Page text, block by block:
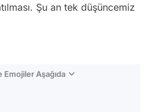
Şu an tek düşüncemiz
Emojiler Aşağıda